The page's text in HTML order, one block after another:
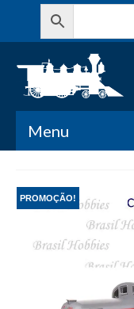
Menu
Meu Carrinho
Minha conta
PROMOÇÃO!